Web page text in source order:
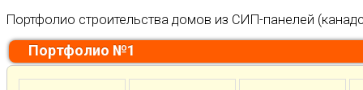
Портфолио строительства домов из СИП-панелей
Портфолио №1